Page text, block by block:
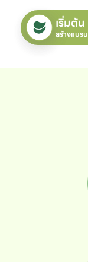
เริ่มต้น
สร้างแบร